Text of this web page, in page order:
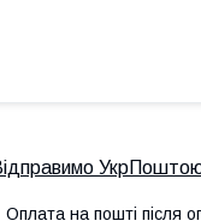
на пошті після